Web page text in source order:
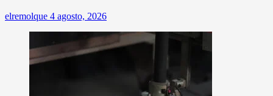
elremolque 4 agosto, 2026